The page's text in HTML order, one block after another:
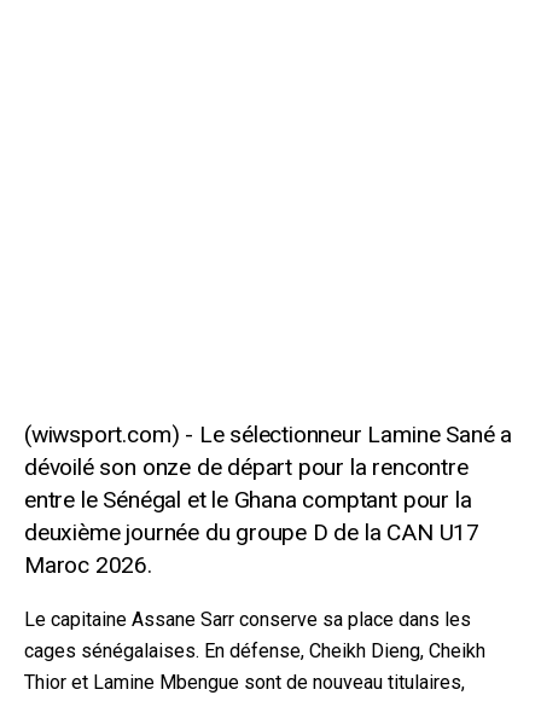
Le sélectionneur Lamine Sané a
dévoilé son onze de départ pour la rencontre
entre le Sénégal et le Ghana comptant pour la
deuxième journée du groupe D de la CAN U17
Maroc 2026.
Le capitaine Assane Sarr conserve sa place dans les
cages sénégalaises. En défense, Cheikh Dieng, Cheikh
Thior et Lamine Mbengue sont de nouveau titulaires,